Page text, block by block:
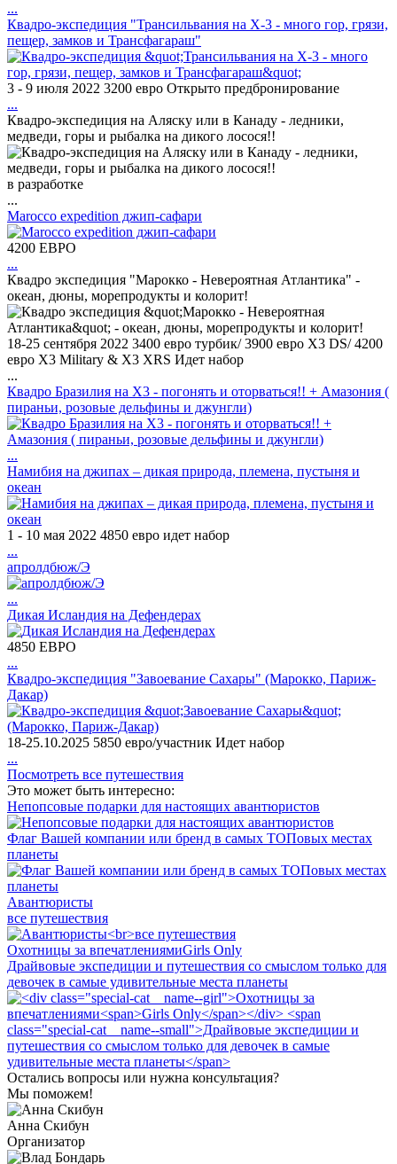
...
Квадро-экспедиция "Трансильвания на Х-3 - много гор, грязи,
пещер, замков и Трансфагараш"
3 - 9 июля 2022 3200 евро Открыто предбронирование
...
Квадро-экспедиция на Аляску или в Канаду - ледники,
медведи, горы и рыбалка на дикого лосося!!
в разработке
...
Marocco expedition джип-сафари
4200 ЕВРО
...
Квадро экспедиция "Марокко - Невероятная Атлантика" -
океан, дюны, морепродукты и колорит!
18-25 сентября 2022 3400 евро турбик/ 3900 евро X3 DS/ 4200
евро X3 Military & X3 XRS Идет набор
...
Квадро Бразилия на X3 - погонять и оторваться!! + Амазония (
пираньи, розовые дельфины и джунгли)
...
Намибия на джипах – дикая природа, племена, пустыня и
океан
1 - 10 мая 2022 4850 евро идет набор
...
апролдбюж/Э
...
Дикая Исландия на Дефендерах
4850 ЕВРО
...
Квадро-экспедиция "Завоевание Сахары" (Марокко, Париж-
Дакар)
18-25.10.2025 5850 евро/участник Идет набор
...
Посмотреть все путешествия
Это может быть интересно:
Непопсовые подарки для настоящих авантюристов
Флаг Вашей компании или бренд в самых ТОПовых местах
планеты
Авантюристы
все путешествия
Охотницы за впечатлениямиGirls Only
Драйвовые экспедиции и путешествия со смыслом только для
девочек в самые удивительные места планеты
Остались вопросы или нужна консультация?
Мы поможем!
Анна Скибун
Организатор